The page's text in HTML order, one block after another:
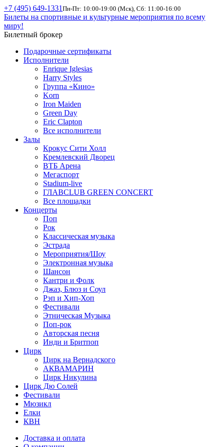
+7 (495) 649-1331 Пн-Пт: 10:00-19:00 (Мск), Сб: 11:00-16:00
Билеты на спортивные и культурные мероприятия по всему
миру!
Билетный брокер
Подарочные сертификаты
Исполнители
Enrique Iglesias
Harry Styles
Группа «Кино»
Korn
Iron Maiden
Green Day
Eric Clapton
Все исполнители
Залы
Крокус Сити Холл
Кремлевский Дворец
ВТБ Арена
Мегаспорт
Stadium-live
ГЛАВCLUB GREEN CONCERT
Все площадки
Концерты
Поп
Рок
Классическая музыка
Эстрада
Мероприятия/Шоу
Электронная музыка
Шансон
Кантри и Фолк
Джаз, Блюз и Соул
Рэп и Хип-Хоп
Фестивали
Этническая Музыка
Поп-рок
Авторская песня
Инди и Бритпоп
Цирк
Цирк на Вернадского
АКВАМАРИН
Цирк Никулина
Цирк Дю Солей
Фестивали
Мюзикл
Елки
КВН
Доставка и оплата